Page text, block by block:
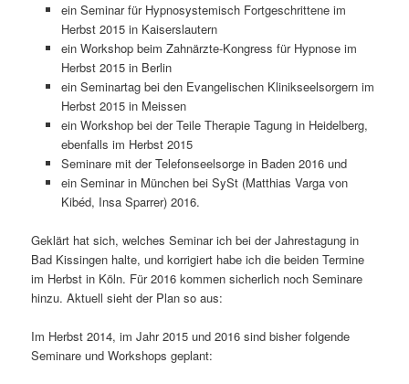
ein Seminar für Hypnosystemisch Fortgeschrittene im
Herbst 2015 in Kaiserslautern
ein Workshop beim Zahnärzte-Kongress für Hypnose im
Herbst 2015 in Berlin
ein Seminartag bei den Evangelischen Klinikseelsorgern im
Herbst 2015 in Meissen
ein Workshop bei der Teile Therapie Tagung in Heidelberg,
ebenfalls im Herbst 2015
Seminare mit der Telefonseelsorge in Baden 2016 und
ein Seminar in München bei SySt (Matthias Varga von
Kibéd, Insa Sparrer) 2016.
Geklärt hat sich, welches Seminar ich bei der Jahrestagung in
Bad Kissingen halte, und korrigiert habe ich die beiden Termine
im Herbst in Köln. Für 2016 kommen sicherlich noch Seminare
hinzu. Aktuell sieht der Plan so aus:
Im Herbst 2014, im Jahr 2015 und 2016 sind bisher folgende
Seminare und Workshops geplant: